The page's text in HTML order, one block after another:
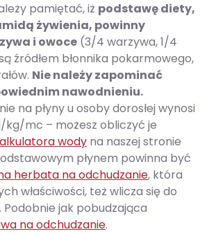
pamiętać, iż podstawę diety,
żywienia, powinny
i owoce (3/4 warzywa, 1/4
źródłem błonnika pokarmowego,
Nie należy zapominać
nawodnieniu.
na płyny u osoby dorosłej wynosi
kg/mc – możesz obliczyć je
wody na naszej stronie
płynem powinna być
herbata na odchudzanie, która
właściwości, też wlicza się do
Podobnie jak pobudzająca
na odchudzanie.